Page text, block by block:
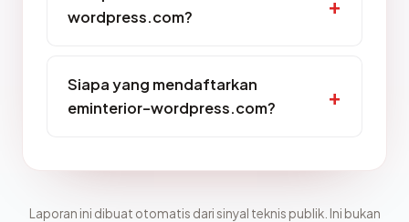
wordpress.com?
Siapa yang mendaftarkan
eminterior-wordpress.com?
Laporan ini dibuat otomatis dari sinyal teknis publik. Ini bukan